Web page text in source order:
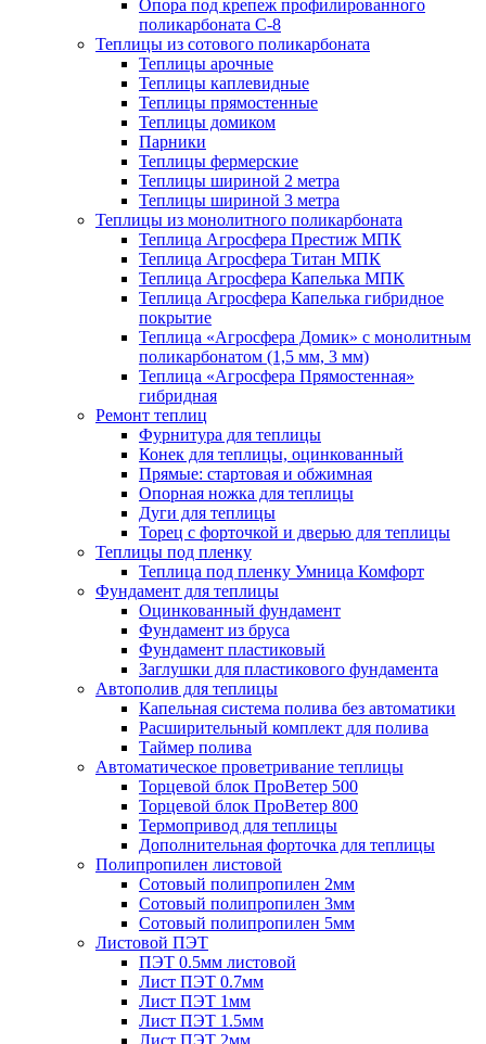
Опора под крепеж профилированного
поликарбоната С-8
Теплицы из сотового поликарбоната
Теплицы арочные
Теплицы каплевидные
Теплицы прямостенные
Теплицы домиком
Парники
Теплицы фермерские
Теплицы шириной 2 метра
Теплицы шириной 3 метра
Теплицы из монолитного поликарбоната
Теплица Агросфера Престиж МПК
Теплица Агросфера Титан МПК
Теплица Агросфера Капелька МПК
Теплица Агросфера Капелька гибридное
покрытие
Теплица «Агросфера Домик» с монолитным
поликарбонатом (1,5 мм, 3 мм)
Теплица «Агросфера Прямостенная»
гибридная
Ремонт теплиц
Фурнитура для теплицы
Конек для теплицы, оцинкованный
Прямые: стартовая и обжимная
Опорная ножка для теплицы
Дуги для теплицы
Торец с форточкой и дверью для теплицы
Теплицы под пленку
Теплица под пленку Умница Комфорт
Фундамент для теплицы
Оцинкованный фундамент
Фундамент из бруса
Фундамент пластиковый
Заглушки для пластикового фундамента
Автополив для теплицы
Капельная система полива без автоматики
Расширительный комплект для полива
Таймер полива
Автоматическое проветривание теплицы
Торцевой блок ПроВетер 500
Торцевой блок ПроВетер 800
Термопривод для теплицы
Дополнительная форточка для теплицы
Полипропилен листовой
Сотовый полипропилен 2мм
Сотовый полипропилен 3мм
Сотовый полипропилен 5мм
Листовой ПЭТ
ПЭТ 0.5мм листовой
Лист ПЭТ 0.7мм
Лист ПЭТ 1мм
Лист ПЭТ 1.5мм
Лист ПЭТ 2мм